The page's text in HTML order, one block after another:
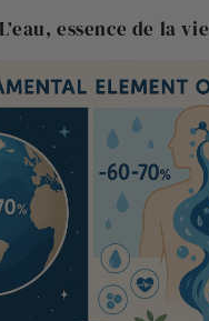
essence de la vie